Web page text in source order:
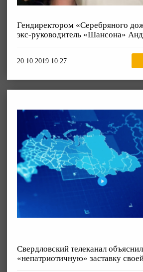
Гендиректором «Серебряного
экс-руководитель «Шансона»
20.10.2019 10:27
Свердловский телеканал объяснил
«непатриотичную» заставку